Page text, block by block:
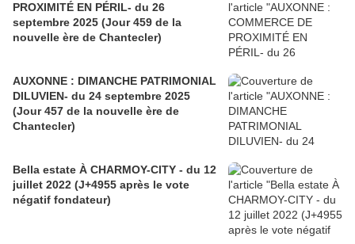
PROXIMITÉ EN PÉRIL- du 26
septembre 2025 (Jour 459 de la
nouvelle ère de Chantecler)
AUXONNE : DIMANCHE PATRIMONIAL
DILUVIEN- du 24 septembre 2025
(Jour 457 de la nouvelle ère de
Chantecler)
Bella estate À CHARMOY-CITY - du 12
juillet 2022 (J+4955 après le vote
négatif fondateur)